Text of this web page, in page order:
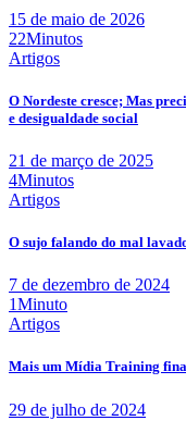
15 de maio de 2026
22Minutos
Artigos
O Nordeste cresce; Mas
e desigualdade social
21 de março de 2025
4Minutos
Artigos
O sujo falando do mal
7 de dezembro de 2024
1Minuto
Artigos
Mais um Mídia Training
29 de julho de 2024